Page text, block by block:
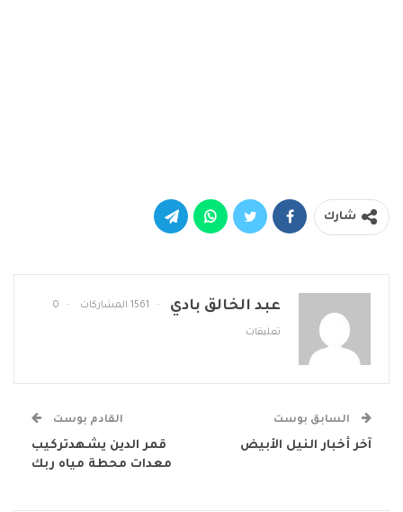
شارك
عبد الخالق بادي 1561 المشاركات 0
تعليقات
السابق بوست
آخر أخبار النيل الأبيض
القادم بوست
قمر الدين يشهدتركيب
معدات محطة مياه ربك